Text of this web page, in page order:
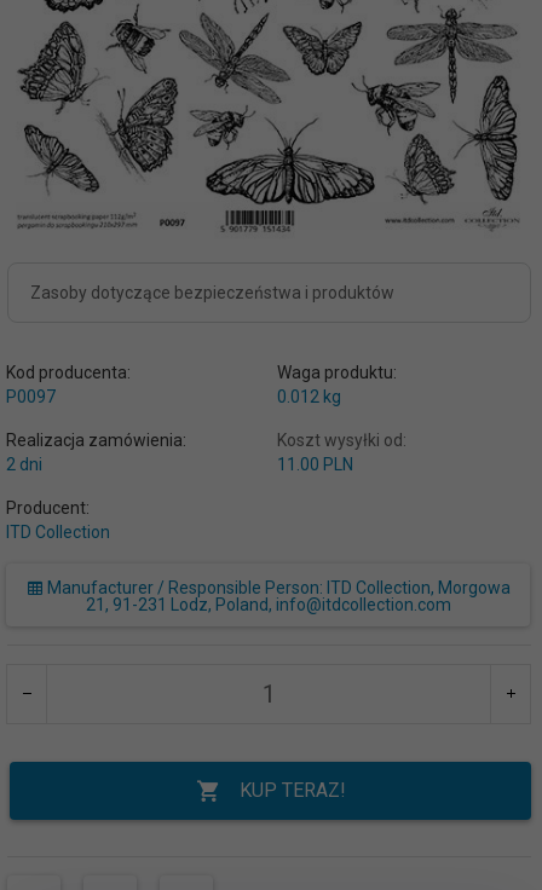
Zasoby dotyczące bezpieczeństwa i produktów
Kod producenta:
P0097
Waga produktu:
0.012 kg
Realizacja zamówienia:
2 dni
Koszt wysyłki od:
11.00 PLN
Producent:
ITD Collection
Manufacturer / Responsible Person: ITD Collection, Morgowa
21, 91-231 Lodz, Poland, info@itdcollection.com
KUP TERAZ!